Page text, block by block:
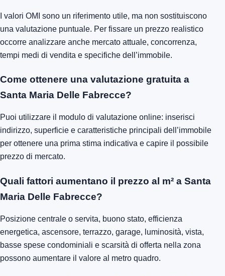
I valori OMI sono un riferimento utile, ma non sostituiscono
una valutazione puntuale. Per fissare un prezzo realistico
occorre analizzare anche mercato attuale, concorrenza,
tempi medi di vendita e specifiche dell’immobile.
Come ottenere una valutazione gratuita a
Santa Maria Delle Fabrecce?
Puoi utilizzare il modulo di valutazione online: inserisci
indirizzo, superficie e caratteristiche principali dell’immobile
per ottenere una prima stima indicativa e capire il possibile
prezzo di mercato.
Quali fattori aumentano il prezzo al m² a Santa
Maria Delle Fabrecce?
Posizione centrale o servita, buono stato, efficienza
energetica, ascensore, terrazzo, garage, luminosità, vista,
basse spese condominiali e scarsità di offerta nella zona
possono aumentare il valore al metro quadro.